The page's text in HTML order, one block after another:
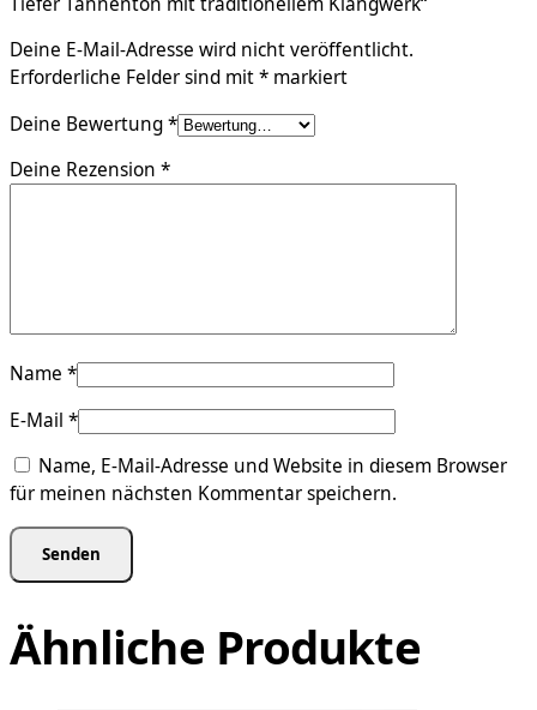
Deine E-Mail-Adresse wird nicht veröffentlicht.
Erforderliche Felder sind mit* markiert
Deine Bewertung*
Deine Rezension *
Name *
E-Mail *
Name, E-Mail-Adresse und Website in diesem Browser
für meinen nächsten Kommentar speichern.
Ähnliche Produkte